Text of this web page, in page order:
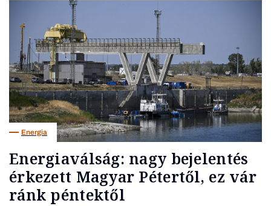
Energia
Energiaválság: nagy bejelentés
érkezett Magyar Pétertől, ez vár
ránk péntektől